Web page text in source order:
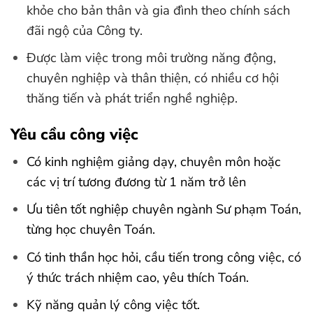
khỏe cho bản thân và gia đình theo chính sách
đãi ngộ của Công ty.
Được làm việc trong môi trường năng động,
chuyên nghiệp và thân thiện, có nhiều cơ hội
thăng tiến và phát triển nghề nghiệp.
Yêu cầu công việc
Có kinh nghiệm giảng dạy, chuyên môn hoặc
các vị trí tương đương từ 1 năm trở lên
Ưu tiên tốt nghiệp chuyên ngành Sư phạm Toán,
từng học chuyên Toán.
Có tinh thần học hỏi, cầu tiến trong công việc, có
ý thức trách nhiệm cao, yêu thích Toán.
Kỹ năng quản lý công việc tốt.